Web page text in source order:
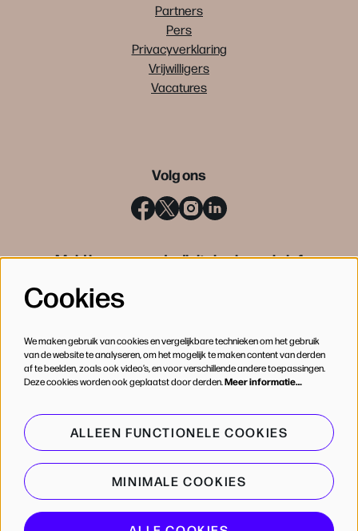
Partners
Pers
Privacyverklaring
Vrijwilligers
Vacatures
Volg ons
Meld je aan voor de digitale nieuwsbrief
Cookies
We maken gebruik van cookies en vergelijkbare technieken om het gebruik
van de website te analyseren, om het mogelijk te maken content van derden
af te beelden, zoals ook video’s, en voor verschillende andere toepassingen.
Deze cookies worden ook geplaatst door derden.Meer informatie…
ALLEEN FUNCTIONELE COOKIES
MINIMALE COOKIES